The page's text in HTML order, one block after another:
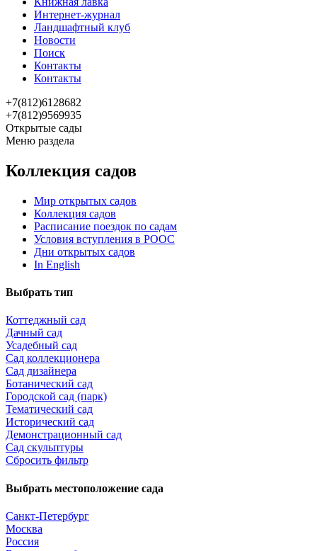
Интернет-журнал
Ландшафтный клуб
Новости
Поиск
Контакты
Контакты
+7(812)6128682
+7(812)9569935
Открытые сады
Меню раздела
Коллекция садов
Мир открытых садов
Коллекция садов
Расписание поездок по садам
Условия вступления в РООС
Дни открытых садов
In English
Выбрать тип
Коттеджный сад
Дачный сад
Усадебный сад
Сад коллекционера
Сад дизайнера
Ботанический сад
Городской сад (парк)
Тематический сад
Исторический сад
Демонстрационный сад
Сад скульптуры
Сбросить фильтр
Выбрать местоположение сада
Санкт-Петербург
Москва
Россия